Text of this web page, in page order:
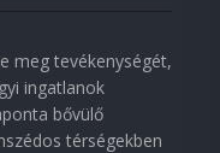
meg tevékenységét,
ingatlanok
bővülő
térségekben